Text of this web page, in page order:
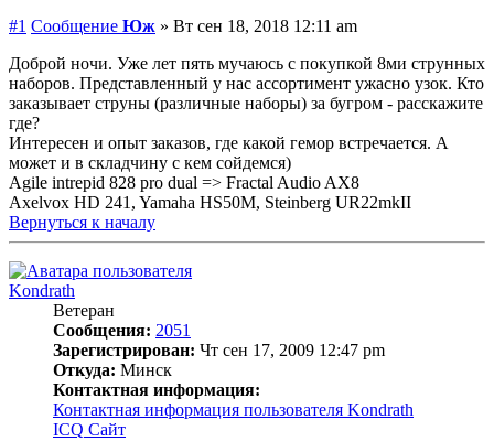
#1 Сообщение Юж » Вт сен 18, 2018 12:11 am
Доброй ночи. Уже лет пять мучаюсь с покупкой 8ми струнных
наборов. Представленный у нас ассортимент ужасно узок. Кто
заказывает струны (различные наборы) за бугром - расскажите
где?
Интересен и опыт заказов, где какой гемор встречается. А
может и в складчину с кем сойдемся)
Agile intrepid 828 pro dual => Fractal Audio AX8
Axelvox HD 241, Yamaha HS50M, Steinberg UR22mkII
Вернуться к началу
Kondrath
Ветеран
Сообщения: 2051
Зарегистрирован: Чт сен 17, 2009 12:47 pm
Откуда: Минск
Контактная информация:
Контактная информация пользователя Kondrath
ICQ Сайт